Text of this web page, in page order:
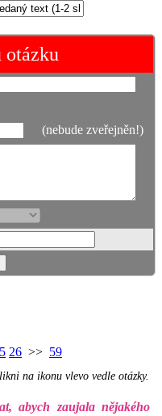
otázku
(nebude zveřejněn!)
26 >> 59
na ikonu vlevo vedle otázky.
abych zaujala nějakého